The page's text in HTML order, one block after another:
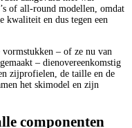
of all-round modellen, omdat
kwaliteit en dus tegen een
vormstukken – of ze nu van
– dienovereenkomstig
zijprofielen, de taille en de
het skimodel en zijn
componenten